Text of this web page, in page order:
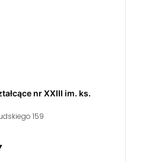
nr XXIII im. ks.
159